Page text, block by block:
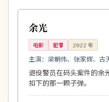
中国
余光
电影 犯罪 2022 年
主演：梁朝伟、张家辉、古
退役警员在码头案件的余
扣下的那一颗子弹。